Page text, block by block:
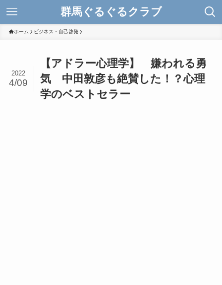
群馬ぐるぐるクラブ
ホーム ビジネス・自己啓発
【アドラー心理学】 嫌われる勇
気 中田敦彦も絶賛した！？心理
学のベストセラー
2022
4/09